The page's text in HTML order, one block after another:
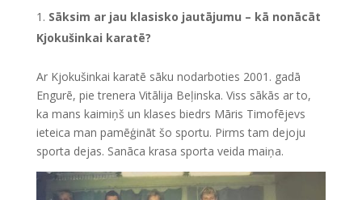
Sāksim ar jau klasisko jautājumu – kā nonācāt
Kjokušinkai karatē?
Ar Kjokušinkai karatē sāku nodarboties 2001. gadā
Engurē, pie trenera Vitālija Beļinska. Viss sākās ar to,
ka mans kaimiņš un klases biedrs Māris Timofējevs
ieteica man pamēģināt šo sportu. Pirms tam dejoju
sporta dejas. Sanāca krasa sporta veida maiņa.